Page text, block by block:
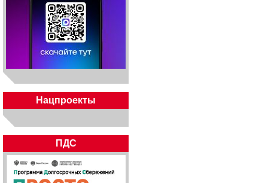
Нацпроекты
ПДС